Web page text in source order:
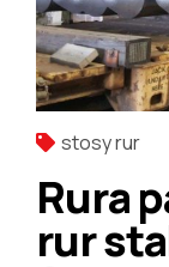
stosy rur
Rura
rur